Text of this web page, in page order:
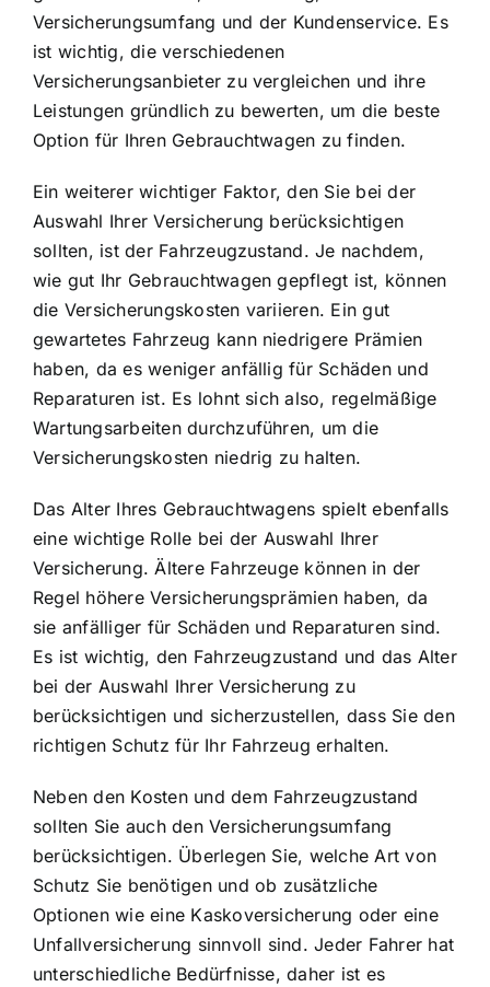
Versicherungsumfang und der Kundenservice. Es
ist wichtig, die verschiedenen
Versicherungsanbieter zu vergleichen und ihre
Leistungen gründlich zu bewerten, um die beste
Option für Ihren Gebrauchtwagen zu finden.
Ein weiterer wichtiger Faktor, den Sie bei der
Auswahl Ihrer Versicherung berücksichtigen
sollten, ist der Fahrzeugzustand. Je nachdem,
wie gut Ihr Gebrauchtwagen gepflegt ist, können
die Versicherungskosten variieren. Ein gut
gewartetes Fahrzeug kann niedrigere Prämien
haben, da es weniger anfällig für Schäden und
Reparaturen ist. Es lohnt sich also, regelmäßige
Wartungsarbeiten durchzuführen, um die
Versicherungskosten niedrig zu halten.
Das Alter Ihres Gebrauchtwagens spielt ebenfalls
eine wichtige Rolle bei der Auswahl Ihrer
Versicherung. Ältere Fahrzeuge können in der
Regel höhere Versicherungsprämien haben, da
sie anfälliger für Schäden und Reparaturen sind.
Es ist wichtig, den Fahrzeugzustand und das Alter
bei der Auswahl Ihrer Versicherung zu
berücksichtigen und sicherzustellen, dass Sie den
richtigen Schutz für Ihr Fahrzeug erhalten.
Neben den Kosten und dem Fahrzeugzustand
sollten Sie auch den Versicherungsumfang
berücksichtigen. Überlegen Sie, welche Art von
Schutz Sie benötigen und ob zusätzliche
Optionen wie eine Kaskoversicherung oder eine
Unfallversicherung sinnvoll sind. Jeder Fahrer hat
unterschiedliche Bedürfnisse, daher ist es